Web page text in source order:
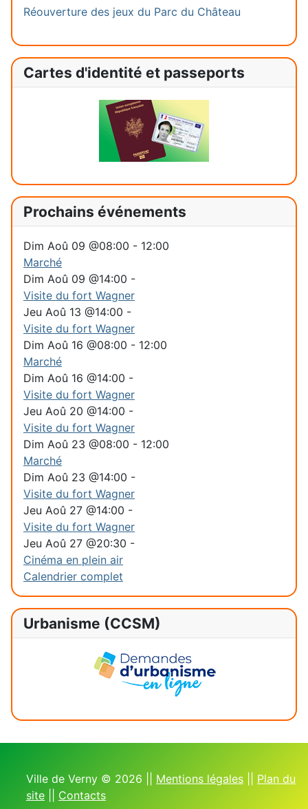
Réouverture des jeux du Parc du Château
Cartes d'identité et passeports
Prochains événements
Dim Aoû 09 @08:00 - 12:00
Marché
Dim Aoû 09 @14:00 -
Visite du fort Wagner
Jeu Aoû 13 @14:00 -
Visite du fort Wagner
Dim Aoû 16 @08:00 - 12:00
Marché
Dim Aoû 16 @14:00 -
Visite du fort Wagner
Jeu Aoû 20 @14:00 -
Visite du fort Wagner
Dim Aoû 23 @08:00 - 12:00
Marché
Dim Aoû 23 @14:00 -
Visite du fort Wagner
Jeu Aoû 27 @14:00 -
Visite du fort Wagner
Jeu Aoû 27 @20:30 -
Cinéma en plein air
Calendrier complet
Urbanisme (CCSM)
Ville de Verny © 2026 || Mentions légales
Plan du
site
Contacts